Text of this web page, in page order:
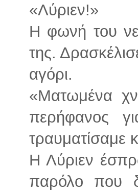
«Λύριεν!»
Η φωνή του
της.
αγόρι.
«Ματωμένα
περήφανος
τραυματίσαμε
Η Λύριεν
παρόλο που